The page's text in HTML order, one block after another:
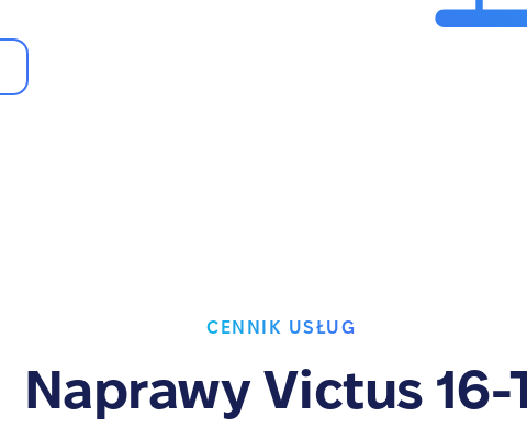
CENNIK USŁUG
Naprawy Victus 16-